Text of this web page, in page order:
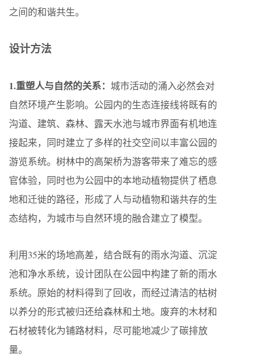
之间的和谐共生。
设计方法
1.重塑人与自然的关系： 城市活动的涌入必然会对
自然环境产生影响。公园内的生态连接线将既有的
沟道、建筑、森林、露天水池与城市界面有机地连
接起来，同时建立了多样的社交空间以丰富公园的
游览系统。树林中的高架桥为游客带来了难忘的感
官体验，同时也为公园中的本地动植物提供了栖息
地和迁徙的路径，形成了人与动植物和谐共存的生
态结构，为城市与自然环境的融合建立了模型。
利用35米的场地高差，结合既有的雨水沟道、沉淀
池和净水系统，设计团队在公园中构建了新的雨水
系统。原始的材料得到了回收，而经过清洁的枯树
以养分的形式被归还给森林和土地。废弃的木材和
石材被转化为铺路材料，尽可能地减少了碳排放
量。